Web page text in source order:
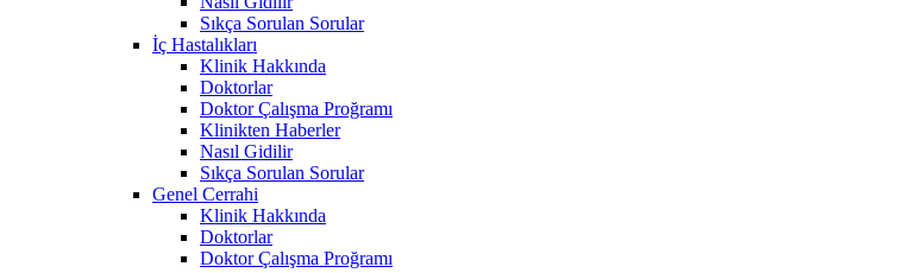
Sıkça Sorulan Sorular
İç Hastalıkları
Klinik Hakkında
Doktorlar
Doktor Çalışma Proğramı
Klinikten Haberler
Nasıl Gidilir
Sıkça Sorulan Sorular
Genel Cerrahi
Klinik Hakkında
Doktorlar
Doktor Çalışma Proğramı